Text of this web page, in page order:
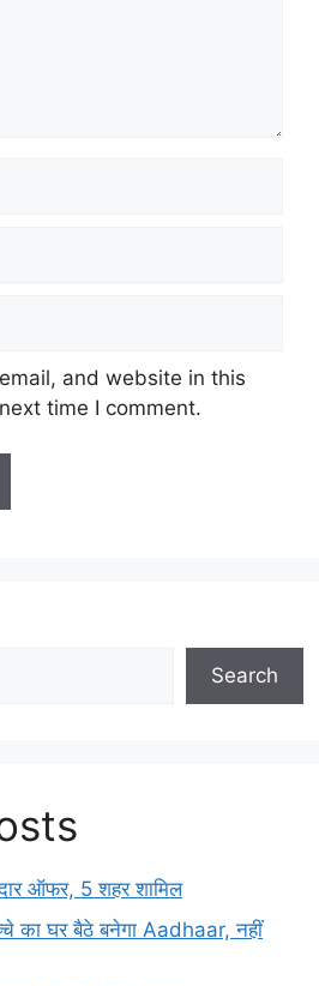
and website in this
time I comment.
Search
ऑफर, 5 शहर शामिल
का घर बैठे बनेगा Aadhaar, नहीं